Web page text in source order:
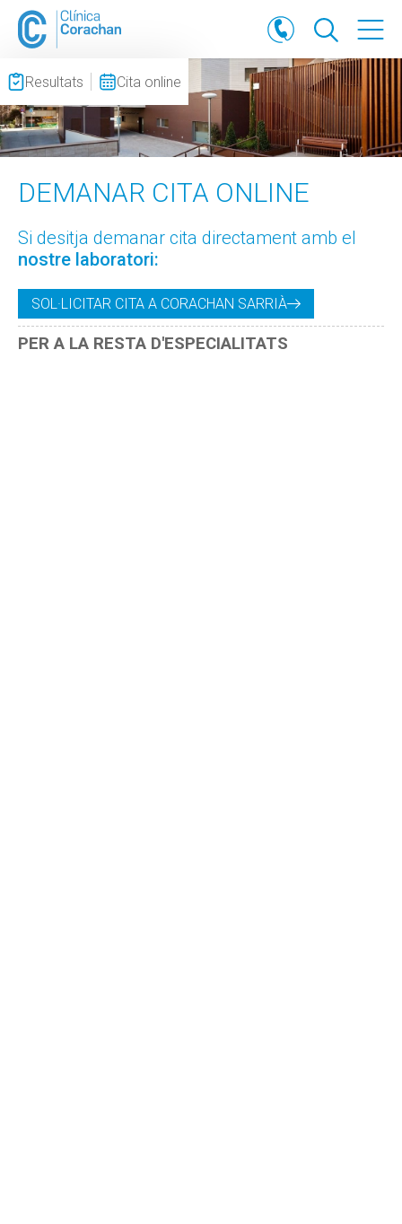
Resultats Cita online
DEMANAR CITA ONLINE
Si desitja demanar cita directament amb el
nostre laboratori:
SOL·LICITAR CITA A CORACHAN SARRIÀ
PER A LA RESTA D'ESPECIALITATS